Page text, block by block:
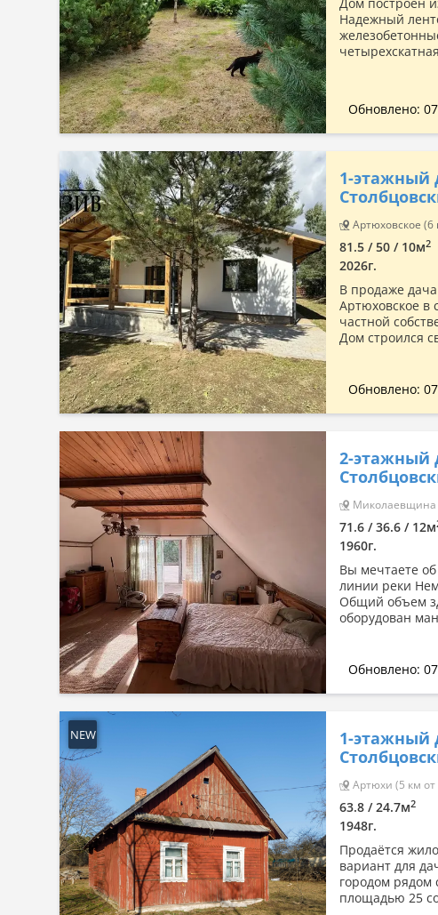
Надежный
Обновлено:
1-этажный
Артюховское (6
81.5 / 50 / 10м2
2026г.
В продаже
Артюховское в
частной
Дом строился
Обновлено:
2-этажный
Миколаевщина
71.6 / 36.6 / 12м
1960г.
Вы мечтаете
линии реки
Общий объем
оборудован
Обновлено:
NEW
1-этажный
Артюхи (5 км
63.8 / 24.7м2
1948г.
Продаётся
вариант для
городом рядом
площадью 25